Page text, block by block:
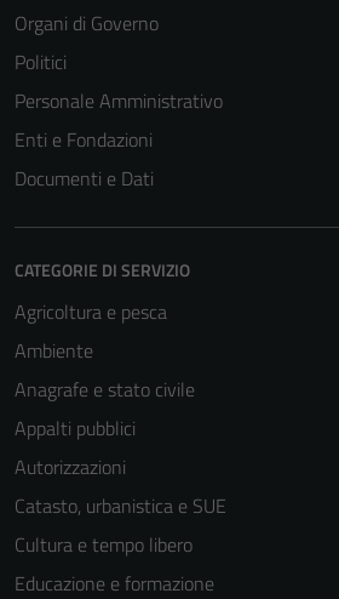
Organi di Governo
Politici
Personale Amministrativo
Enti e Fondazioni
Documenti e Dati
CATEGORIE DI SERVIZIO
Agricoltura e pesca
Ambiente
Anagrafe e stato civile
Appalti pubblici
Autorizzazioni
Catasto, urbanistica e SUE
Cultura e tempo libero
Educazione e formazione